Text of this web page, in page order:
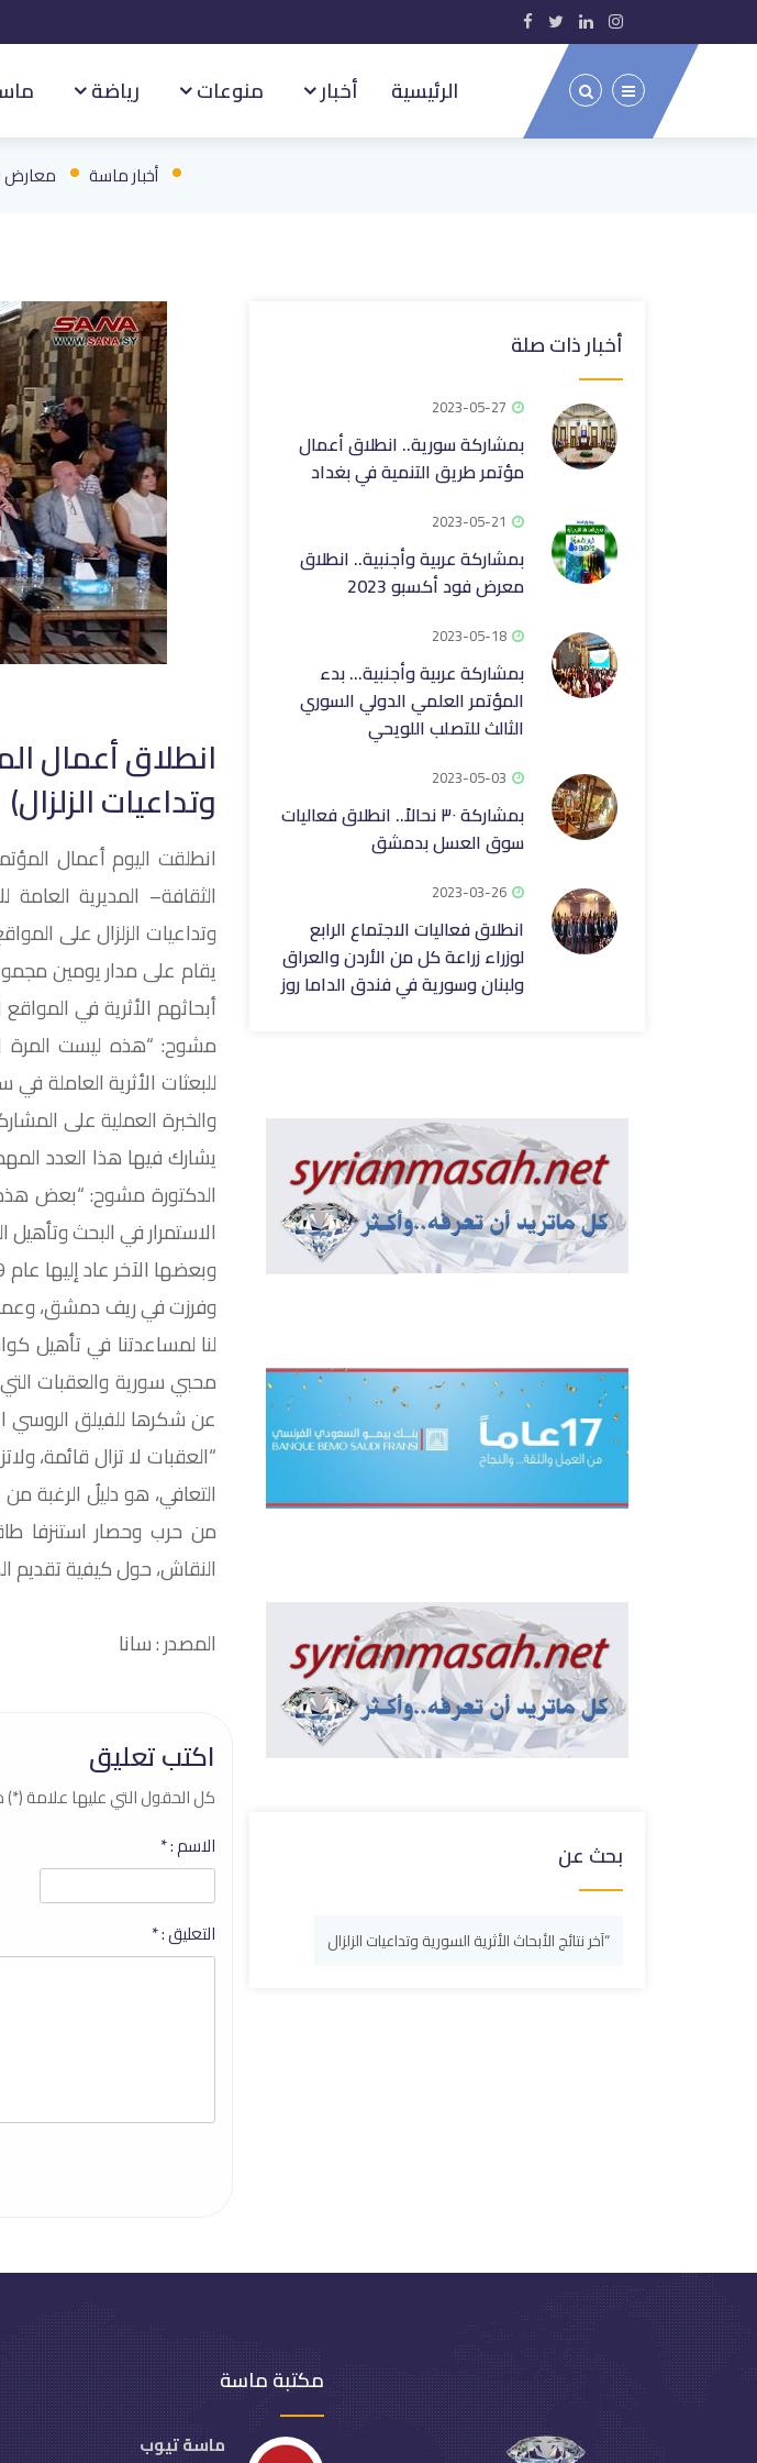
الرئيسية أخبار منوعات رياضة
أخبار ماسة معارض
انطلاق أعمال
وتداعيات الزلزال)
انطلقت اليوم أعمال
الثقافة– المديرية
وتداعيات الزلزال على
يقام على مدار يومين
أبحاثهم الأثرية في
مشوح: “هذه ليست المرة
للبعثات الأثرية العاملة
والخبرة العملية على
يشارك فيها هذا العدد
الدكتورة مشوح: “بعض
الاستمرار في البحث وتأهيل
وفرزت في ريف دمشق،
لنا لمساعدتنا في تأهيل
محبي سورية والعقبات التي
عن شكرها للفيلق
“العقبات لا تزال قائمة،
التعافي، هو دليلُ الرغبة
من حرب وحصار استنزفا
النقاش، حول كيفية تقديم
المصدر : سانا
اكتب تعليق
كل الحقول التي عليها علامة
الاسم :*
التعليق :*
أخبار ذات صلة
2023-05-27
بمشاركة سورية.. انطلاق أعمال
مؤتمر طريق التنمية في بغداد
2023-05-21
بمشاركة عربية وأجنبية.. انطلاق
معرض فود أكسبو 2023
2023-05-18
بمشاركة عربية وأجنبية… بدء
المؤتمر العلمي الدولي السوري
الثالث للتصلب اللويحي
2023-05-03
بمشاركة ٣٠ نحالاً.. انطلاق فعاليات
سوق العسل بدمشق
2023-03-26
انطلاق فعاليات الاجتماع الرابع
لوزراء زراعة كل من الأردن والعراق
ولبنان وسورية في فندق الداما روز
بحث عن
“آخر نتائج الأبحاث الأثرية السورية وتداعيات الزلزال
مكتبة ماسة
ماسة تيوب